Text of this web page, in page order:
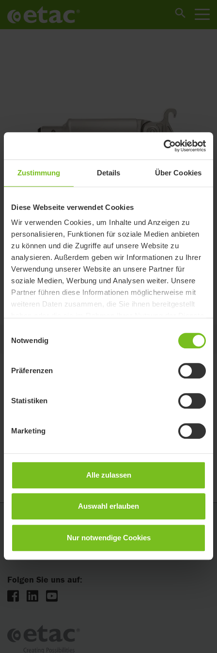
Zustimmung Details Über Cookies
Diese Webseite verwendet Cookies
Wir verwenden Cookies, um Inhalte und Anzeigen zu
personalisieren, Funktionen für soziale Medien anbieten
zu können und die Zugriffe auf unsere Website zu
analysieren. Außerdem geben wir Informationen zu Ihrer
Verwendung unserer Website an unsere Partner für
soziale Medien, Werbung und Analysen weiter. Unsere
Partner führen diese Informationen möglicherweise mit
weiteren Daten zusammen, die Sie ihnen bereitgestellt
Notwendig
Präferenzen
Statistiken
Marketing
Alle zulassen
Auswahl erlauben
Nur notwendige Cookies
Standard
Querträgerverbindung
Kompletter Querträgerverbinder in drei verschiedenen Längen
erhältlich.
Auf dieser Seite
Varianten
Standard
Klein LSTD-0002
Etac GmbH
45699 Herten
Folgen Sie uns auf: